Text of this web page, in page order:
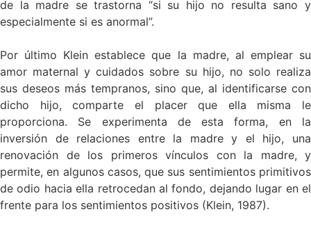
de la madre se trastorna “si su hijo no resulta sano y
especialmente si es anormal”.
Por último Klein establece que la madre, al emplear su
amor maternal y cuidados sobre su hijo, no solo realiza
sus deseos más tempranos, sino que, al identificarse con
dicho hijo, comparte el placer que ella misma le
proporciona. Se experimenta de esta forma, en la
inversión de relaciones entre la madre y el hijo, una
renovación de los primeros vínculos con la madre, y
permite, en algunos casos, que sus sentimientos primitivos
de odio hacia ella retrocedan al fondo, dejando lugar en el
frente para los sentimientos positivos (Klein, 1987).